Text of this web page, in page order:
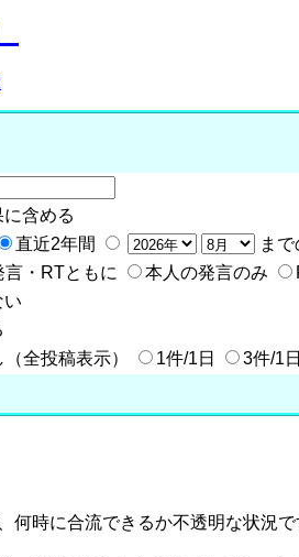
含める
直近2年間
ま
言・RTともに 本人の発言のみ
い
全投稿表示） 1件/1日 3件/1日
何時に合流できるか不透明な状況